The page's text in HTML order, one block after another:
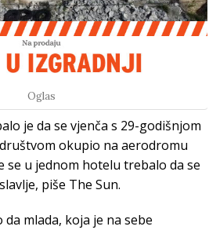
Oglas
je da se vjenča s 29-godišnjom
okupio na aerodromu
se u jednom hotelu trebalo da se
piše The Sun.
mlada, koja je na sebe